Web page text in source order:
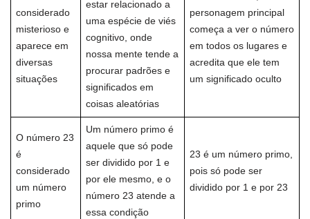
considerado
misterioso e
aparece em
diversas
situações
estar relacionado a
uma espécie de viés
cognitivo, onde
nossa mente tende a
procurar padrões e
significados em
coisas aleatórias
personagem principal
começa a ver o número
em todos os lugares e
acredita que ele tem
um significado oculto
O número 23
é
considerado
um número
primo
Um número primo é
aquele que só pode
ser dividido por 1 e
por ele mesmo, e o
número 23 atende a
essa condição
23 é um número primo,
pois só pode ser
dividido por 1 e por 23